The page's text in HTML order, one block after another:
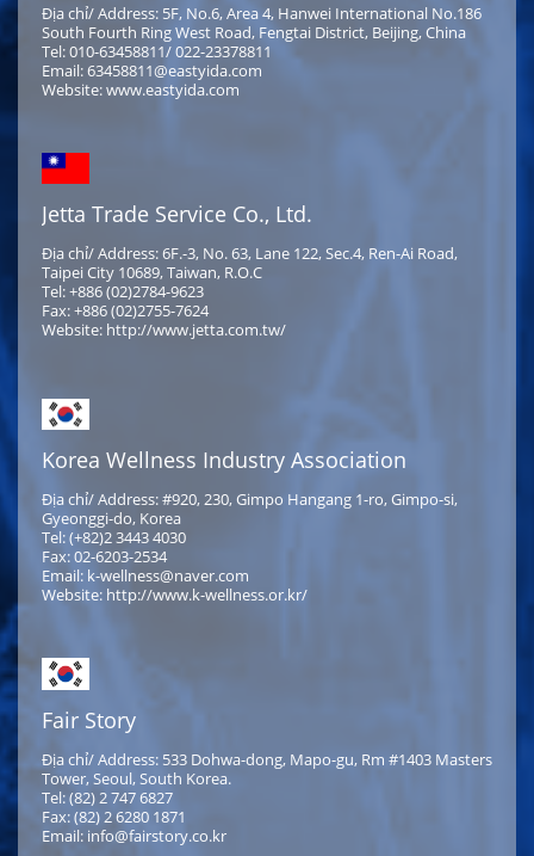
Địa chỉ/ Address: 5F, No.6, Area 4, Hanwei International No.186
South Fourth Ring West Road, Fengtai District, Beijing, China
Tel: 010-63458811/ 022-23378811
Email: 63458811@eastyida.com
Website: www.eastyida.com
Jetta Trade Service Co., Ltd.
Địa chỉ/ Address: 6F.-3, No. 63, Lane 122, Sec.4, Ren-Ai Road,
Taipei City 10689, Taiwan, R.O.C
Tel: +886 (02)2784-9623
Fax: +886 (02)2755-7624
Website: http://www.jetta.com.tw/
Korea Wellness Industry Association
Địa chỉ/ Address: #920, 230, Gimpo Hangang 1-ro, Gimpo-si,
Gyeonggi-do, Korea
Tel: (+82)2 3443 4030
Fax: 02-6203-2534
Email: k-wellness@naver.com
Website: http://www.k-wellness.or.kr/
Fair Story
Địa chỉ/ Address: 533 Dohwa-dong, Mapo-gu, Rm #1403 Masters
Tower, Seoul, South Korea.
Tel: (82) 2 747 6827
Fax: (82) 2 6280 1871
Email: info@fairstory.co.kr